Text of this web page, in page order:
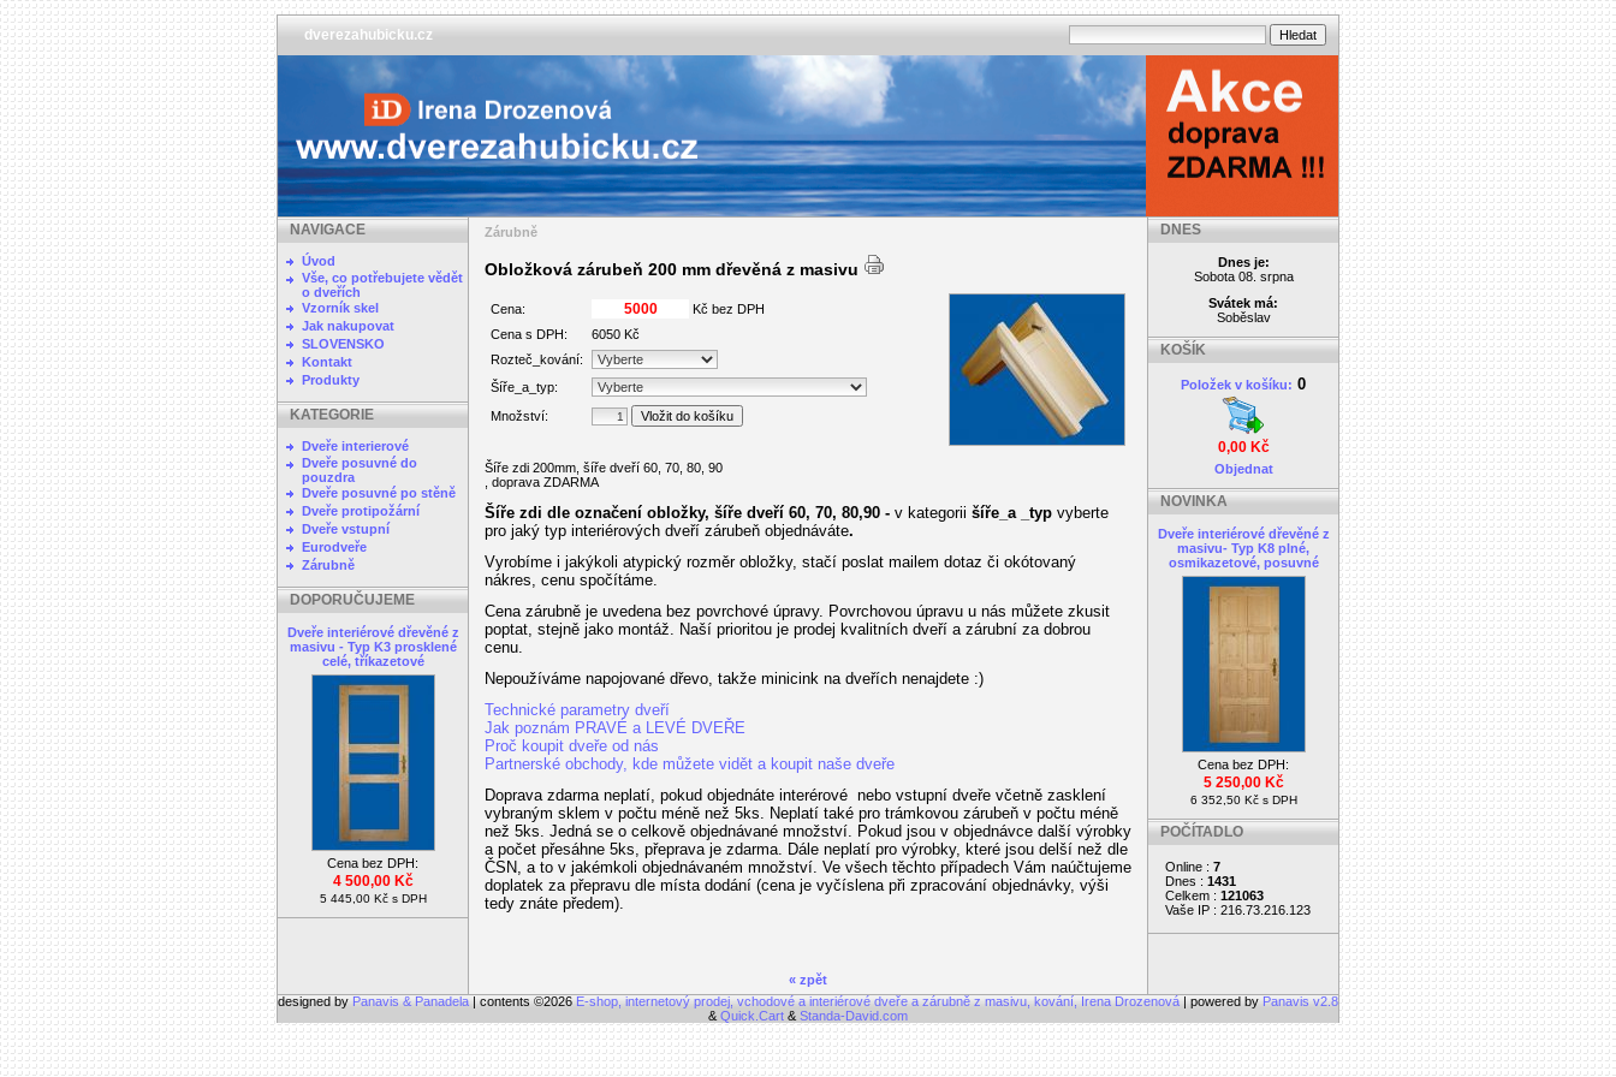
dverezahubicku.cz
NAVIGACE
Úvod
Vše, co potřebujete vědět
o dveřích
Vzorník skel
Jak nakupovat
SLOVENSKO
Kontakt
Produkty
KATEGORIE
Dveře interierové
Dveře posuvné do
pouzdra
Dveře posuvné po stěně
Dveře protipožární
Dveře vstupní
Eurodveře
Zárubně
DOPORUČUJEME
Dveře interiérové dřevěné z
masivu - Typ K3 prosklené
celé, tříkazetové
Cena bez DPH:
4 500,00 Kč
5 445,00 Kč s DPH
Zárubně
Obložková zárubeň 200 mm dřevěná z masivu
Cena:
Kč bez DPH
Cena s DPH:
6050 Kč
Rozteč_kování:
Šíře_a_typ:
Množství:
Šíře zdi 200mm, šíře dveří 60, 70, 80, 90
, doprava ZDARMA
Šíře zdi dle označení obložky, šíře dveří 60, 70, 80,90 - v kategorii šíře_a _typ vyberte
pro jaký typ interiérových dveří zárubeň objednáváte.
Vyrobíme i jakýkoli atypický rozměr obložky, stačí poslat mailem dotaz či okótovaný
nákres, cenu spočítáme.
Cena zárubně je uvedena bez povrchové úpravy. Povrchovou úpravu u nás můžete zkusit
poptat, stejně jako montáž. Naší prioritou je prodej kvalitních dveří a zárubní za dobrou
cenu.
Nepoužíváme napojované dřevo, takže minicink na dveřích nenajdete :)
Technické parametry dveří
Jak poznám PRAVÉ a LEVÉ DVEŘE
Proč koupit dveře od nás
Partnerské obchody, kde můžete vidět a koupit naše dveře
Doprava zdarma neplatí, pokud objednáte interérové nebo vstupní dveře včetně zasklení
vybraným sklem v počtu méně než 5ks. Neplatí také pro trámkovou zárubeň v počtu méně
než 5ks. Jedná se o celkově objednávané množství. Pokud jsou v objednávce další výrobky
a počet přesáhne 5ks, přeprava je zdarma. Dále neplatí pro výrobky, které jsou delší než dle
ČSN, a to v jakémkoli objednávaném množství. Ve všech těchto případech Vám naúčtujeme
doplatek za přepravu dle místa dodání (cena je vyčíslena při zpracování objednávky, výši
tedy znáte předem).
« zpět
DNES
Dnes je:
Sobota 08. srpna
Svátek má:
Soběslav
KOŠÍK
Položek v košíku: 0
0,00 Kč
Objednat
NOVINKA
Dveře interiérové dřevěné z
masivu- Typ K8 plné,
osmikazetové, posuvné
Cena bez DPH:
5 250,00 Kč
6 352,50 Kč s DPH
POČÍTADLO
Online : 7
Dnes : 1431
Celkem : 121063
Vaše IP : 216.73.216.123
designed by Panavis & Panadela | contents ©2026 E-shop, internetový prodej, vchodové a interiérové dveře a zárubně z masivu, kování, Irena Drozenová | powered by Panavis v2.8
& Quick.Cart & Standa-David.com